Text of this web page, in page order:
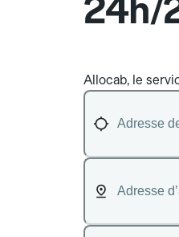
24h/
Allocab, le